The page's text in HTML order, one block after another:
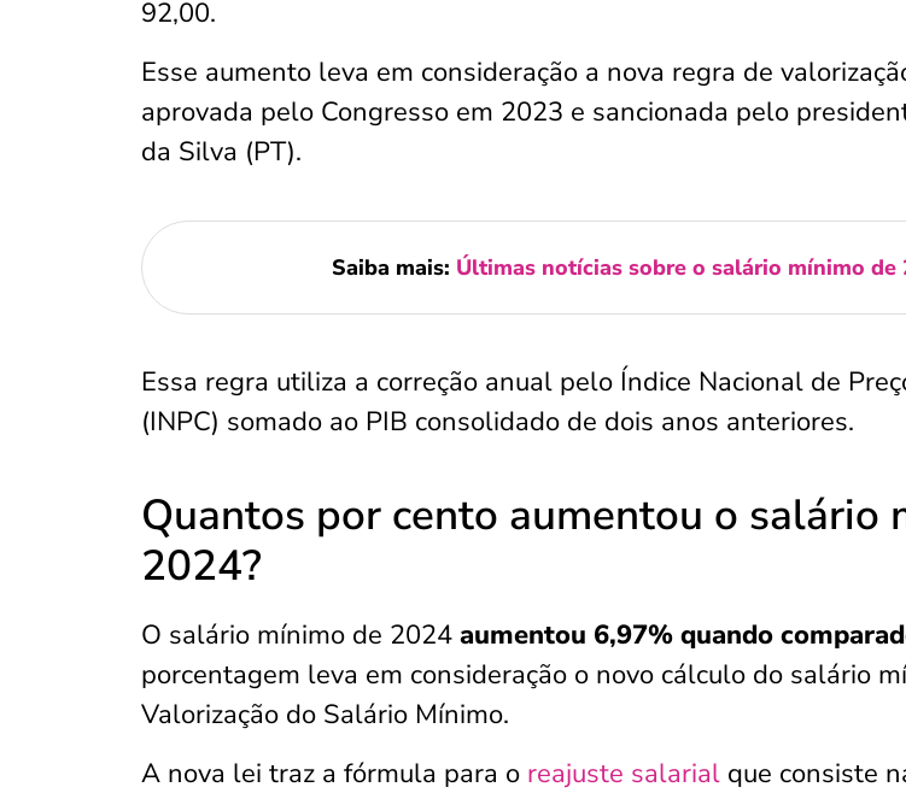
92,00.
Esse aumento leva em consideração a nova regra de
aprovada pelo Congresso em 2023 e sancionada pelo
da Silva (PT).
Saiba mais: Últimas notícias sobre o salário mínimo de
Essa regra utiliza a correção anual pelo Índice Nacional de
(INPC) somado ao PIB consolidado de dois anos anteriores.
Quantos por cento aumentou o salário
2024?
O salário mínimo de 2024 aumentou 6,97% quando
porcentagem leva em consideração o novo cálculo do salário
Valorização do Salário Mínimo.
A nova lei traz a fórmula para o reajuste salarial que consiste